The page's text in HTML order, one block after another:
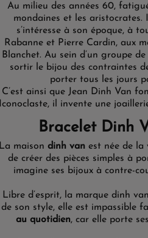
Au milieu des années 60,
mondaines et les
s’intéresse à son époque, à
Rabanne et Pierre Cardin, aux
Blanchet. Au sein d’un groupe
sortir le bijou des contraintes
porter tous les jours
C’est ainsi que Jean Dinh Van
Iconoclaste, il invente une
Bracelet Dinh
La maison dinh van est née de la
de créer des pièces simples à
imagineses bijoux à contre-
Libre d’esprit, la marquedinh van
de son style, elle est impassible
au quotidien, car elle porte